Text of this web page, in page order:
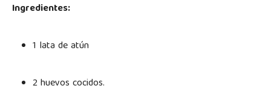
Ingredientes:
1 lata de atún
2 huevos cocidos.